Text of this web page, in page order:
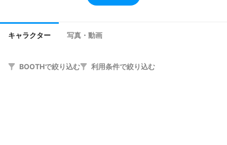
キャラクター 写真・動画
BOOTHで絞り込む 利用条件で絞り込む